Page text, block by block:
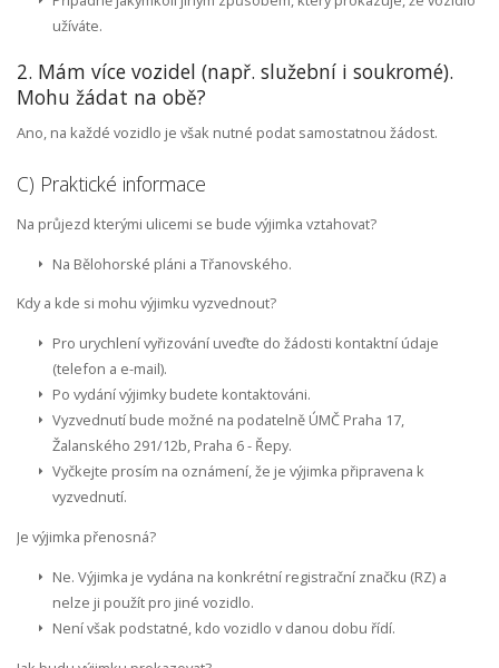
užíváte.
2. Mám více vozidel (např. služební i soukromé).
Mohu žádat na obě?
Ano, na každé vozidlo je však nutné podat samostatnou žádost.
C) Praktické informace
Na průjezd kterými ulicemi se bude výjimka vztahovat?
Na Bělohorské pláni a Třanovského.
Kdy a kde si mohu výjimku vyzvednout?
Pro urychlení vyřizování uveďte do žádosti kontaktní údaje
(telefon a e-mail).
Po vydání výjimky budete kontaktováni.
Vyzvednutí bude možné na podatelně ÚMČ Praha 17,
Žalanského 291/12b, Praha 6 - Řepy.
Vyčkejte prosím na oznámení, že je výjimka připravena k
vyzvednutí.
Je výjimka přenosná?
Ne. Výjimka je vydána na konkrétní registrační značku (RZ) a
nelze ji použít pro jiné vozidlo.
Není však podstatné, kdo vozidlo v danou dobu řídí.